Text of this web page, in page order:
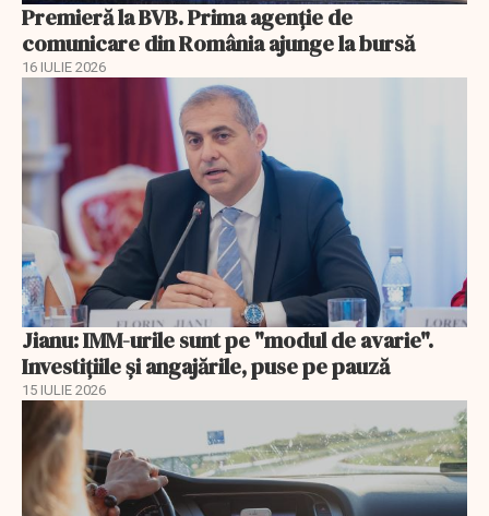
Premieră la BVB. Prima agenție de
comunicare din România ajunge la bursă
16 IULIE 2026
Jianu: IMM-urile sunt pe "modul de avarie".
Investițiile și angajările, puse pe pauză
15 IULIE 2026